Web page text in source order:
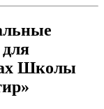
Школы